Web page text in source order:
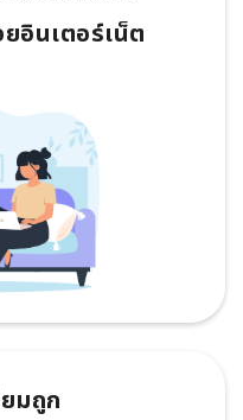
อินเตอร์เน็ต
มถูก